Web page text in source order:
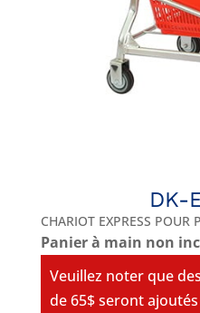
DK-
CHARIOT EXPRESS POUR
Panier à main non
Veuillez noter que
de 65$ seront